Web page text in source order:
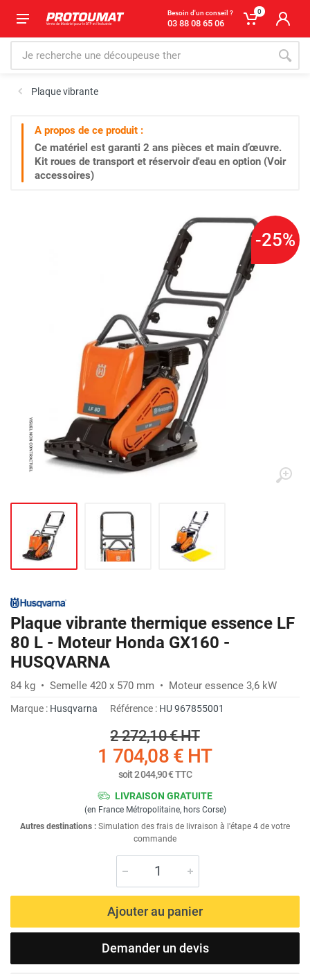
Besoin d'un conseil ?
03 88 08 65 06
0
Plaque vibrante
A propos de ce produit :
Ce matériel est garanti 2 ans pièces et main d’œuvre.
Kit roues de transport et réservoir d'eau en option (Voir
accessoires)
-25%
Plaque vibrante thermique essence LF
80 L - Moteur Honda GX160 -
HUSQVARNA
84 kg • Semelle 420 x 570 mm • Moteur essence 3,6 kW
Marque : Husqvarna Référence : HU 967855001
2 272,10 €HT
1 704,08 € HT
soit2 044,90 €TTC
LIVRAISON GRATUITE
(en France Métropolitaine, hors Corse)
Autres destinations : Simulation des frais de livraison à l'étape 4 de votre
commande
Ajouter au panier
Demander un devis